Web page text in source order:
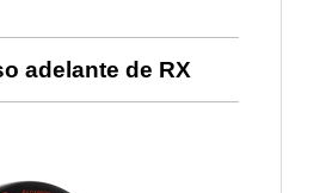
adelante de RX